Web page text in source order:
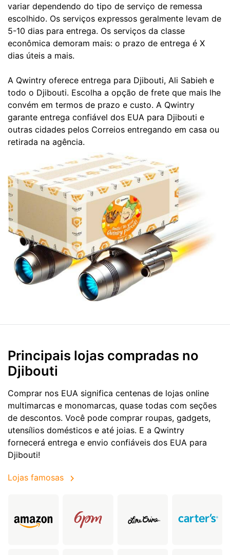
variar dependendo do tipo de serviço de remessa
escolhido. Os serviços expressos geralmente levam de
5-10 dias para entrega. Os serviços da classe
econômica demoram mais: o prazo de entrega é X
dias úteis a mais.
A Qwintry oferece entrega para Djibouti, Ali Sabieh e
todo o Djibouti. Escolha a opção de frete que mais lhe
convém em termos de prazo e custo. A Qwintry
garante entrega confiável dos EUA para Djibouti e
outras cidades pelos Correios entregando em casa ou
retirada na agência.
Principais lojas compradas no
Djibouti
Comprar nos EUA significa centenas de lojas online
multimarcas e monomarcas, quase todas com seções
de descontos. Você pode comprar roupas, gadgets,
utensílios domésticos e até joias. E a Qwintry
fornecerá entrega e envio confiáveis dos EUA para
Djibouti!
Lojas famosas